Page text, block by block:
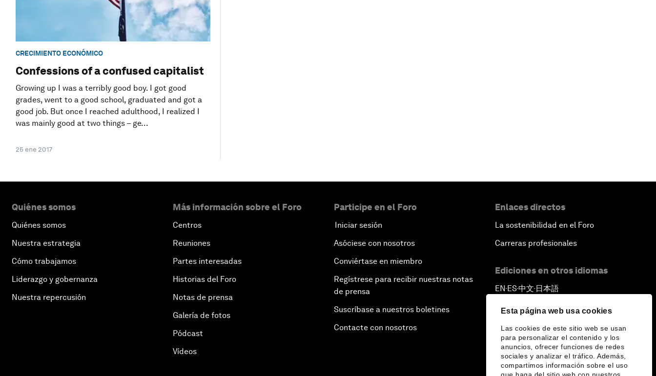
Esta página web usa cookies
Las cookies de este sitio web se usan
para personalizar el contenido y los
anuncios, ofrecer funciones de redes
sociales y analizar el tráfico. Además,
compartimos información sobre el uso
CRECIMIENTO ECONÓMICO
Confessions of a confused capitalist
Growing up I was a terribly good boy. I got good
grades, went to a good school, graduated and got a
good job. But once I reached adulthood, I realized I
was mainly good at two things – ge...
25 ene 2017
Quiénes somos
Quiénes somos
Nuestra estrategia
Cómo trabajamos
Liderazgo y gobernanza
Nuestra repercusión
Más información sobre el Foro
Centros
Reuniones
Partes interesadas
Historias del Foro
Notas de prensa
Galería de fotos
Pódcast
Vídeos
Participe en el Foro
Iniciar sesión
Asóciese con nosotros
Conviértase en miembro
Regístrese para recibir nuestras notas
de prensa
Suscríbase a nuestros boletines
Contacte con nosotros
Enlaces directos
La sostenibilidad en el Foro
Carreras profesionales
Ediciones en otros idiomas
EN ▪ ES▪中文▪ 日本語